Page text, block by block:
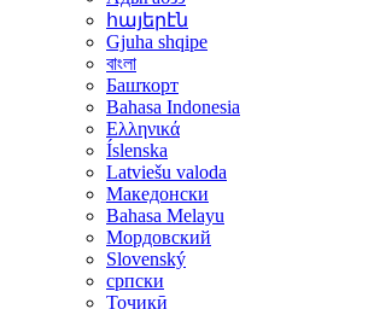
հայերէն
Gjuha shqipe
বাংলা
Башҡорт
Bahasa Indonesia
Ελληνικά
Íslenska
Latviešu valoda
Македонски
Bahasa Melayu
Мордовский
Slovenský
српски
Тоҷикӣ